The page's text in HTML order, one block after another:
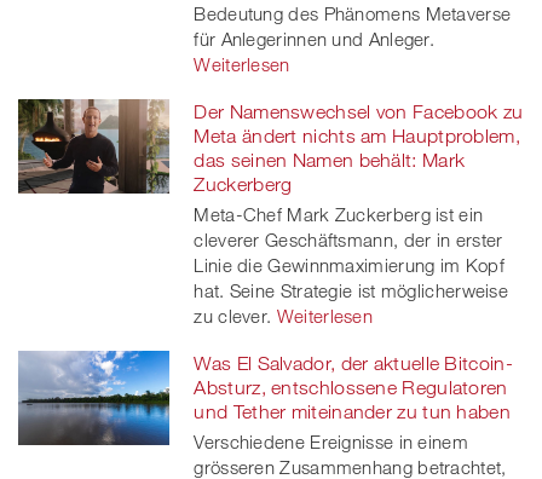
Bedeutung des Phänomens Metaverse
für Anlegerinnen und Anleger.
Weiterlesen
Der Namenswechsel von Facebook zu
Meta ändert nichts am Hauptproblem,
das seinen Namen behält: Mark
Zuckerberg
Meta-Chef Mark Zuckerberg ist ein
cleverer Geschäftsmann, der in erster
Linie die Gewinnmaximierung im Kopf
hat. Seine Strategie ist möglicherweise
zu clever. Weiterlesen
Was El Salvador, der aktuelle Bitcoin-
Absturz, entschlossene Regulatoren
und Tether miteinander zu tun haben
Verschiedene Ereignisse in einem
grösseren Zusammenhang betrachtet,